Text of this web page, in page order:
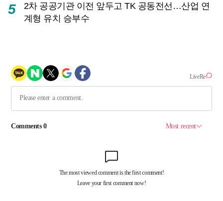
5
2차 공공기관 이전 앞두고 TK 공동전선…산업 연
계형 유치 승부수